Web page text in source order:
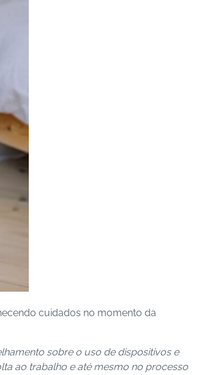
cuidados no momento da
sobre o uso de dispositivos e
ao trabalho e até mesmo no processo